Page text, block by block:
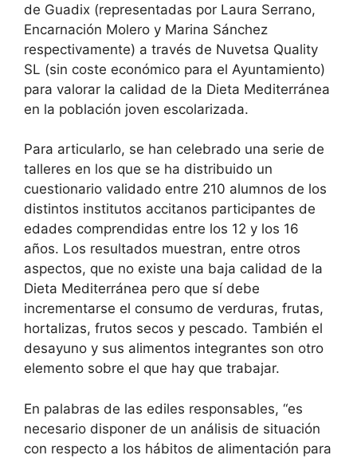
de Guadix (representadas por Laura Serrano,
Encarnación Molero y Marina Sánchez
respectivamente) a través de Nuvetsa Quality
SL (sin coste económico para el Ayuntamiento)
para valorar la calidad de la Dieta Mediterránea
en la población joven escolarizada.
Para articularlo, se han celebrado una serie de
talleres en los que se ha distribuido un
cuestionario validado entre 210 alumnos de los
distintos institutos accitanos participantes de
edades comprendidas entre los 12 y los 16
años. Los resultados muestran, entre otros
aspectos, que no existe una baja calidad de la
Dieta Mediterránea pero que sí debe
incrementarse el consumo de verduras, frutas,
hortalizas, frutos secos y pescado. También el
desayuno y sus alimentos integrantes son otro
elemento sobre el que hay que trabajar.
En palabras de las ediles responsables, “es
necesario disponer de un análisis de situación
con respecto a los hábitos de alimentación para